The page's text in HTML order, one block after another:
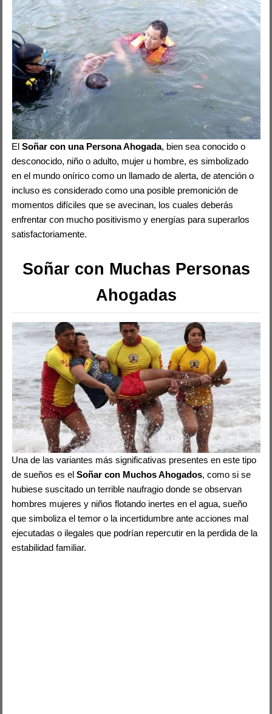
ElSoñar con una Persona Ahogada, bien sea conocido o
desconocido, niño o adulto, mujer u hombre, es simbolizado
en el mundo onírico como un llamado de alerta, de atención o
incluso es considerado como una posible premonición de
momentos difíciles que se avecinan, los cuales deberás
enfrentar con mucho positivismo y energías para superarlos
satisfactoriamente.
Soñar con Muchas Personas
Ahogadas
Una de las variantes más significativas presentes en este tipo
de sueños es elSoñar con Muchos Ahogados, como si se
hubiese suscitado un terrible naufragio donde se observan
hombres mujeres y niños flotando inertes en el agua, sueño
que simboliza el temor o la incertidumbre ante acciones mal
ejecutadas o ilegales que podrían repercutir en la perdida de la
estabilidad familiar.